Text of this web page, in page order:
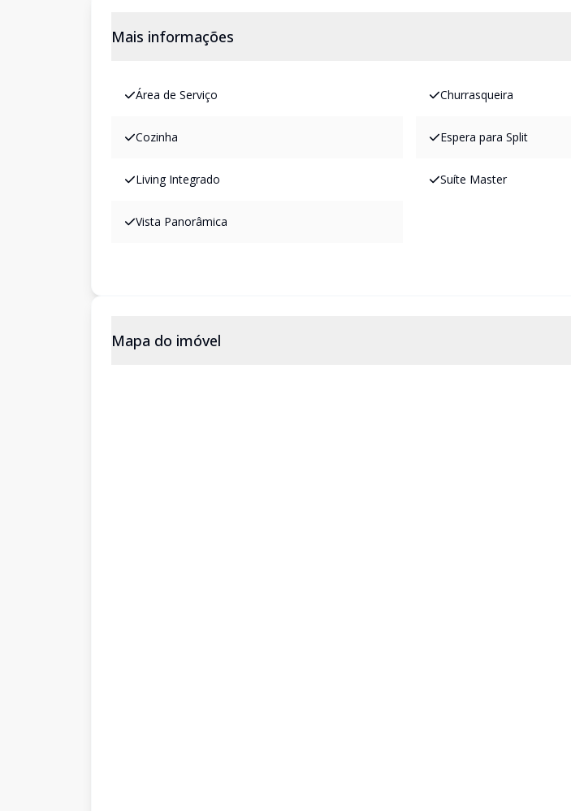
Mais informações
Área de Serviço Churrasqueira
Cozinha Espera para Split
Living Integrado Suíte Master
Vista Panorâmica
Mapa do imóvel